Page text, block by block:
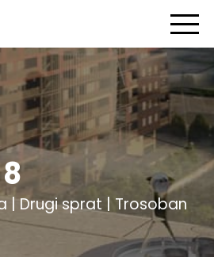
| Drugi sprat | Trosoban